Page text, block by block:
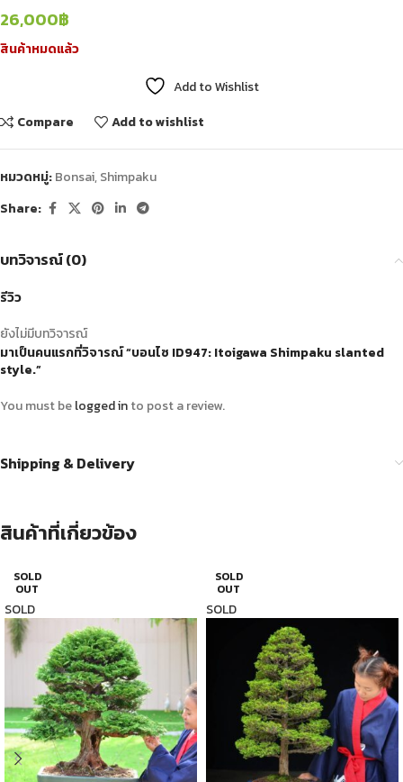
26,000฿
สินค้าหมดแล้ว
Add to Wishlist
Compare
Add to wishlist
หมวดหมู่:Bonsai,Shimpaku
Share:
บทวิจารณ์ (0)
รีวิว
ยังไม่มีบทวิจารณ์
มาเป็นคนแรกที่วิจารณ์ “บอนไซ ID947: Itoigawa​ Shimpaku​ slanted
style.”
You must belogged into post a review.
Shipping & Delivery
สินค้าที่เกี่ยวข้อง
SOLD
OUT
SOLD
SOLD
OUT
SOLD